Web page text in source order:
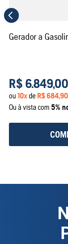
Gerador a
R$ 6.849,00
ou10xdeR$684,90
Ou à vista com 5%